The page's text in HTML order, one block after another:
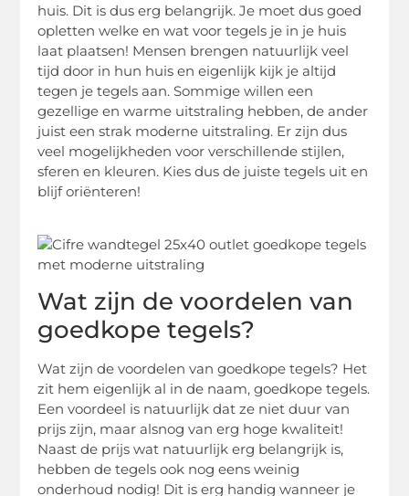
huis. Dit is dus erg belangrijk. Je moet dus goed
opletten welke en wat voor tegels je in je huis
laat plaatsen! Mensen brengen natuurlijk veel
tijd door in hun huis en eigenlijk kijk je altijd
tegen je tegels aan. Sommige willen een
gezellige en warme uitstraling hebben, de ander
juist een strak moderne uitstraling. Er zijn dus
veel mogelijkheden voor verschillende stijlen,
sferen en kleuren. Kies dus de juiste tegels uit en
blijf oriënteren!
Wat zijn de voordelen van
goedkope tegels?
Wat zijn de voordelen van goedkope tegels? Het
zit hem eigenlijk al in de naam, goedkope tegels.
Een voordeel is natuurlijk dat ze niet duur van
prijs zijn, maar alsnog van erg hoge kwaliteit!
Naast de prijs wat natuurlijk erg belangrijk is,
hebben de tegels ook nog eens weinig
onderhoud nodig! Dit is erg handig wanneer je